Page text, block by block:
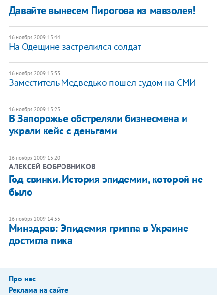
Давайте вынесем Пирогова из мавзолея!
16 ноября 2009, 15:44
На Одещине застрелился солдат
16 ноября 2009, 15:33
Заместитель Медведько пошел судом на СМИ
16 ноября 2009, 15:25
В Запорожье обстреляли бизнесмена и
украли кейс с деньгами
16 ноября 2009, 15:20
АЛЕКСЕЙ БОБРОВНИКОВ
Год свинки. История эпидемии, которой не
было
16 ноября 2009, 14:55
Минздрав: Эпидемия гриппа в Украине
достигла пика
Про нас
Реклама на сайте